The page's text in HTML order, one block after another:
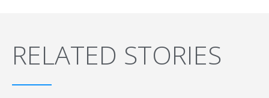
RELATED STORIES